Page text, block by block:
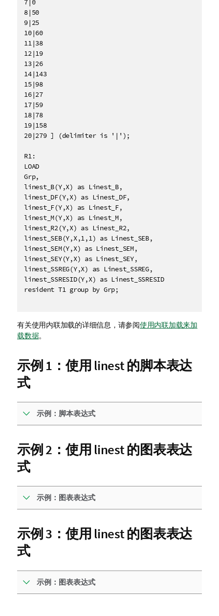
8|50
9|25
10|60
11|38
12|19
13|26
14|143
15|98
16|27
17|59
18|78
19|158
20|279 ] (delimiter is '|');
R1:
LOAD
Grp,
linest_B(Y,X) as Linest_B,
linest_DF(Y,X) as Linest_DF,
linest_F(Y,X) as Linest_F,
linest_M(Y,X) as Linest_M,
linest_R2(Y,X) as Linest_R2,
linest_SEB(Y,X,1,1) as Linest_SEB,
linest_SEM(Y,X) as Linest_SEM,
linest_SEY(Y,X) as Linest_SEY,
linest_SSREG(Y,X) as Linest_SSREG,
linest_SSRESID(Y,X) as Linest_SSRESID
resident T1 group by Grp;
有关使用内联加载的详细信息，请参阅使用内联加载来加
载数据。
示例 1：使用 linest 的脚本表达
式
示例：脚本表达式
示例 2：使用 linest 的图表表达
式
示例：图表表达式
示例 3：使用 linest 的图表表达
式
示例：图表表达式